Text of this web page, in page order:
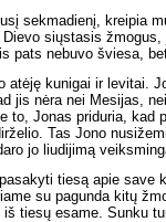
sekmadienį, kreipia
siųstasis
pats nebuvo šviesa,
atėję kunigai ir levitai.
jis nėra nei Mesijas,
to, Jonas priduria, kad
Tas Jono
jo liudijimą
tiesą apie save
su pagunda kitų
iš tiesų esame. Sunku